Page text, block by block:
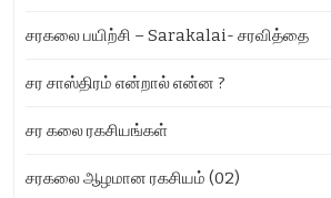
சரகலை பயிற்சி – Sarakalai- சரவித்தை
சர சாஸ்திரம் என்றால் என்ன ?
சர கலை ரகசியங்கள்
சரகலை ஆழமான ரகசியம் (02)